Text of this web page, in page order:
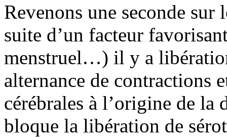
Revenons une seconde
suite d’un facteur
menstruel…) il y a
alternance de contractions
cérébrales à l’origine de
bloque la libération de